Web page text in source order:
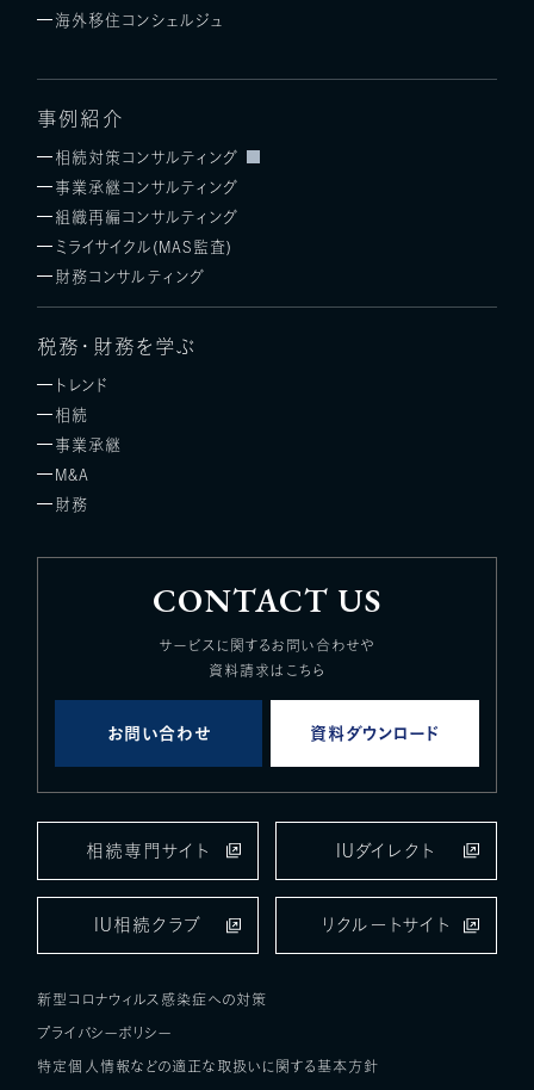
海外移住コンシェルジュ
事例紹介
相続対策コンサルティング
事業承継コンサルティング
組織再編コンサルティング
ミライサイクル(MAS監査)
財務コンサルティング
税務・財務を学ぶ
トレンド
相続
事業承継
M&A
財務
CONTACT US
サービスに関するお問い合わせや
資料請求はこちら
お問い合わせ 資料ダウンロード
相続専門サイト IUダイレクト
IU相続クラブ リクルートサイト
新型コロナウィルス感染症への対策
プライバシーポリシー
特定個人情報などの適正な取扱いに関する基本方針